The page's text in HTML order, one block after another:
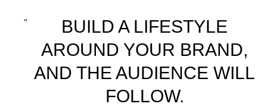
BUILD A LIFESTYLE
AROUND YOUR BRAND,
AND THE AUDIENCE WILL
FOLLOW.